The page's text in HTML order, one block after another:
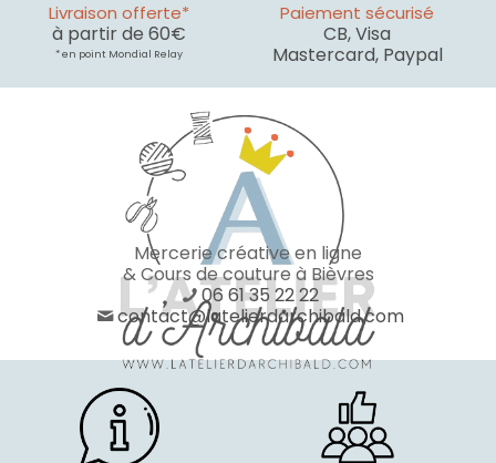
Livraison offerte*
à partir de 60€
* en point Mondial Relay
Paiement sécurisé
CB, Visa
Mastercard, Paypal
Mercerie créative en ligne
& Cours de couture à Bièvres
06 61 35 22 22
contact@latelierdarchibald.com